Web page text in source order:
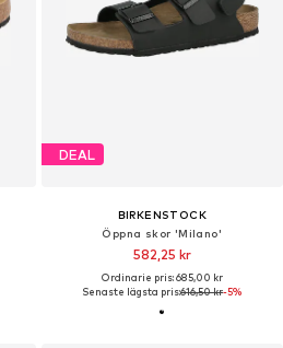
DEAL
BIRKENSTOCK
Öppna skor 'Milano'
582,25 kr
Ordinarie pris: 685,00 kr
Senaste lägsta pris:616,50 kr-5%